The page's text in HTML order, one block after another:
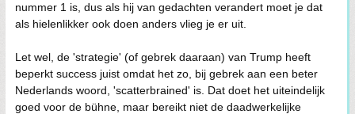
nummer 1 is, dus als hij van gedachten verandert moet je dat
als hielenlikker ook doen anders vlieg je er uit.
Let wel, de 'strategie' (of gebrek daaraan) van Trump heeft
beperkt success juist omdat het zo, bij gebrek aan een beter
Nederlands woord, 'scatterbrained' is. Dat doet het uiteindelijk
goed voor de bühne, maar bereikt niet de daadwerkelijke